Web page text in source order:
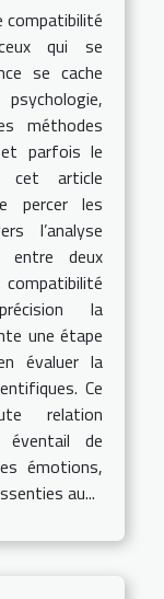
compatibilité
qui se
se cache
méthodes
parfois le
cet article
percer les
l’analyse
entre deux
la
une étape
évaluer la
Ce
relation
éventail de
émotions,
au...